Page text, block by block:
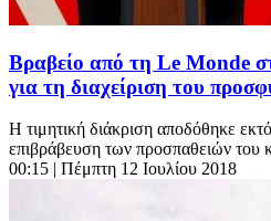
Βραβείο από τη Le Monde
για τη διαχείριση του
Η τιμητική διάκριση αποδόθηκε
επιβράβευση των προσπαθειών του
00:15 | Πέμπτη 12 Ιουλίου 2018